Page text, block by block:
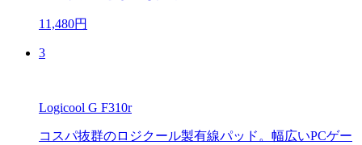
11,480円
3
Logicool G F310r
コスパ抜群のロジクール製有線パッド。幅広いPCゲー